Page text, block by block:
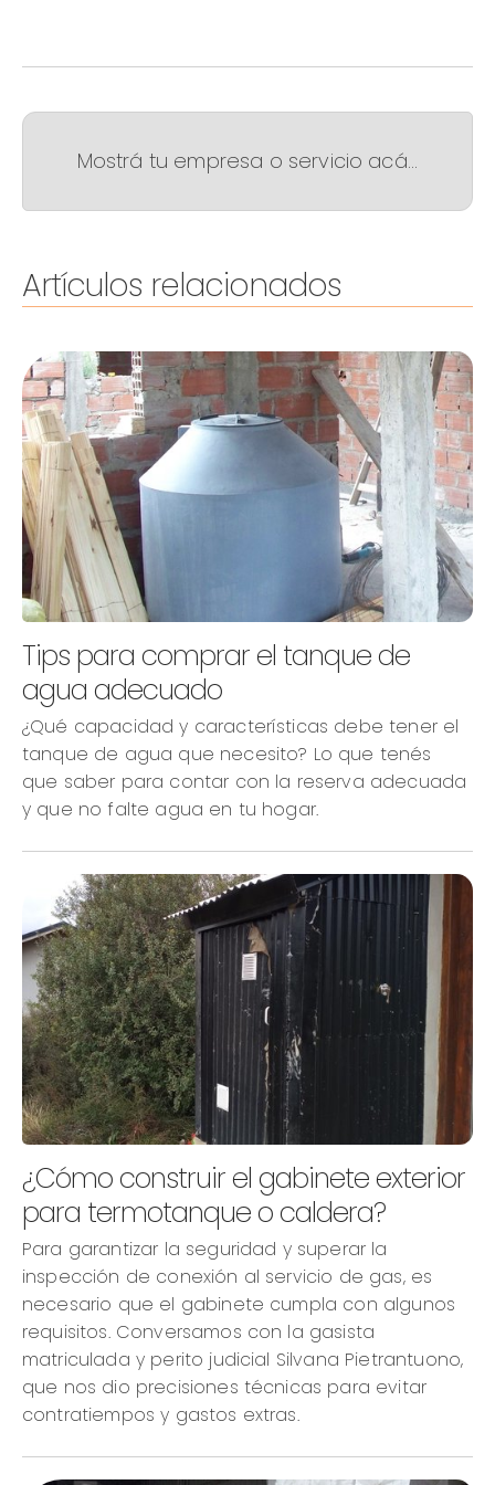
Mostrá tu empresa o servicio acá...
Artículos relacionados
Tips para comprar el tanque de
agua adecuado
¿Qué capacidad y características debe tener el
tanque de agua que necesito? Lo que tenés
que saber para contar con la reserva adecuada
y que no falte agua en tu hogar.
¿Cómo construir el gabinete exterior
para termotanque o caldera?
Para garantizar la seguridad y superar la
inspección de conexión al servicio de gas, es
necesario que el gabinete cumpla con algunos
requisitos. Conversamos con la gasista
matriculada y perito judicial Silvana Pietrantuono,
que nos dio precisiones técnicas para evitar
contratiempos y gastos extras.